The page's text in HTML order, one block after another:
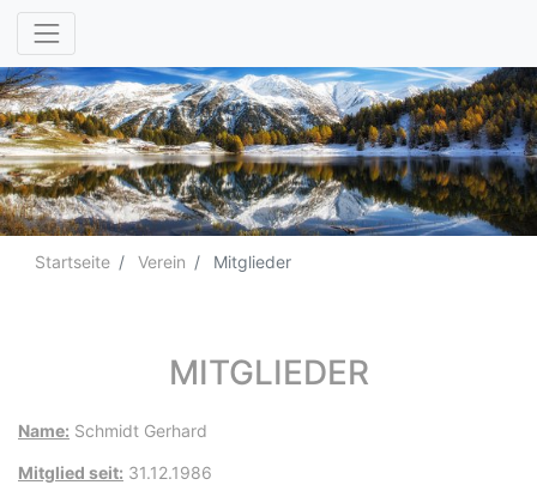
Startseite Verein Mitglieder
MITGLIEDER
Name: Schmidt Gerhard
Mitglied seit: 31.12.1986